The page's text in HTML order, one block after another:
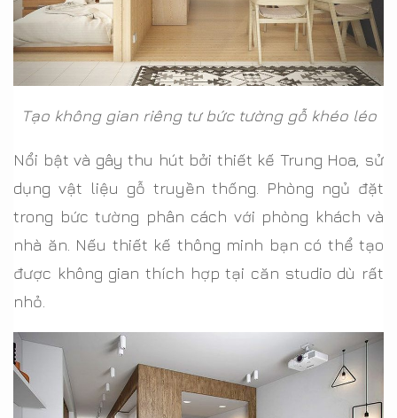
Tạo không gian riêng tư bức tường gỗ khéo léo
Nổi bật và gây thu hút bởi thiết kế Trung Hoa, sử
dụng vật liệu gỗ truyền thống. Phòng ngủ đặt
trong bức tường phân cách với phòng khách và
nhà ăn. Nếu thiết kế thông minh bạn có thể tạo
được không gian thích hợp tại căn studio dù rất
nhỏ.